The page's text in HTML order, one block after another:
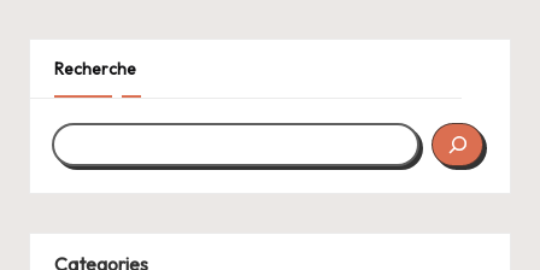
Recherche
Categories